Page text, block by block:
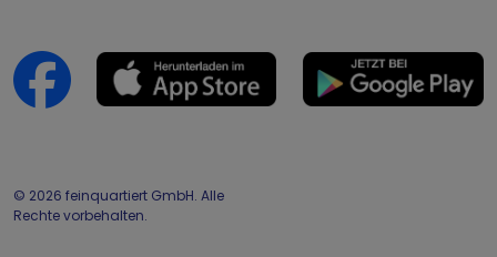
© 2026 feinquartiert GmbH. Alle
Rechte vorbehalten.